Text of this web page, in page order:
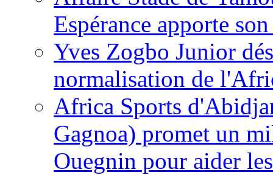
Espérance apporte
Yves Zogbo Junior
normalisation de
Africa Sports
Gagnoa) promet un
Ouegnin pour aider